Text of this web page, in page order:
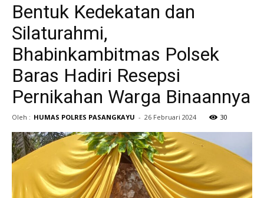
Bentuk Kedekatan dan
Silaturahmi,
Bhabinkambitmas Polsek
Baras Hadiri Resepsi
Pernikahan Warga Binaannya
Oleh : HUMAS POLRES PASANGKAYU - 26 Februari 2024 30